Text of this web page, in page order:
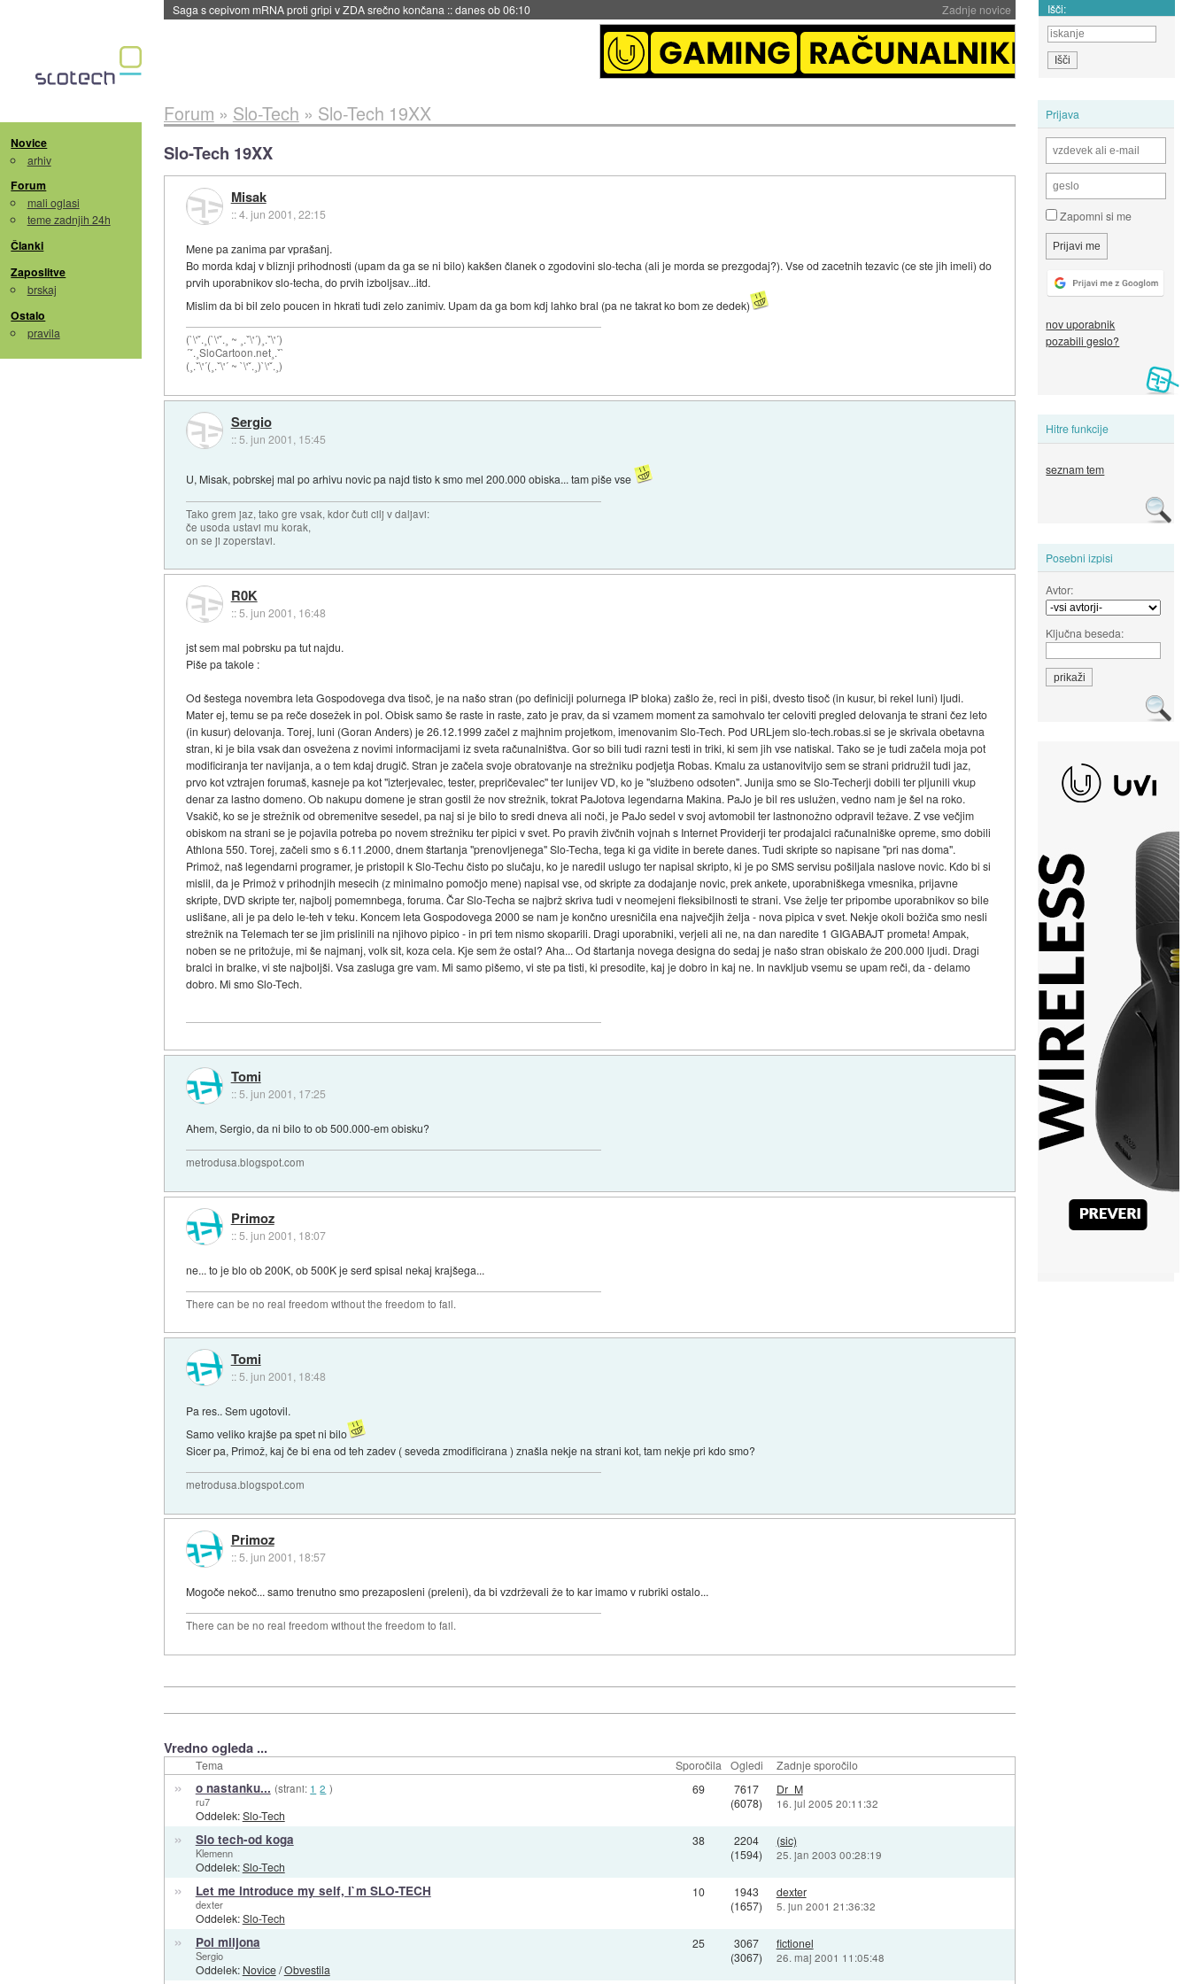
Zadnje novice
Saga s cepivom mRNA proti gripi v ZDA srečno končana ::danes ob 06:10 Išči:
Novice
arhiv
Forum
mali oglasi
teme zadnjih 24h
Članki
Zaposlitve
brskaj
Ostalo
pravila
Prijava
Zapomni si me
nov uporabnik
pozabili geslo?
Hitre funkcije
seznam tem
Posebni izpisi
Avtor:
Ključna beseda:
Forum » Slo-Tech » Slo-Tech 19XX
Slo-Tech 19XX
Misak
::4. jun 2001, 22:15
Mene pa zanima par vprašanj.
Bo morda kdaj v bliznji prihodnosti (upam da ga se ni bilo) kakšen članek o zgodovini slo-techa (ali je morda se prezgodaj?). Vse od zacetnih tezavic (ce ste jih imeli) do
prvih uporabnikov slo-techa, do prvih izboljsav...itd.
Mislim da bi bil zelo poucen in hkrati tudi zelo zanimiv. Upam da ga bom kdj lahko bral (pa ne takrat ko bom ze dedek)
(`\'ˇ.¸(`\'ˇ.¸ ~ ¸.ˇ\'´)¸.ˇ\'´)
´ˇ.¸SloCartoon.net¸.ˇ`
(¸.ˇ\'´(¸.ˇ\'´ ~ `\'ˇ.¸)`\'ˇ.¸)
Sergio
:: 5. jun 2001, 15:45
U, Misak, pobrskej mal po arhivu novic pa najd tisto k smo mel 200.000 obiska... tam piše vse
Tako grem jaz, tako gre vsak, kdor čuti cilj v daljavi:
če usoda ustavi mu korak,
on se ji zoperstavi.
R0K
::5. jun 2001, 16:48
jst sem mal pobrsku pa tut najdu.
Piše pa takole :
Od šestega novembra leta Gospodovega dva tisoč, je na našo stran (po definiciji polurnega IP bloka) zašlo že, reci in piši, dvesto tisoč (in kusur, bi rekel luni) ljudi.
Mater ej, temu se pa reče dosežek in pol. Obisk samo še raste in raste, zato je prav, da si vzamem moment za samohvalo ter celoviti pregled delovanja te strani čez leto
(in kusur) delovanja. Torej, luni (Goran Anders) je 26.12.1999 začel z majhnim projetkom, imenovanim Slo-Tech. Pod URLjem slo-tech.robas.si se je skrivala obetavna
stran, ki je bila vsak dan osvežena z novimi informacijami iz sveta računalništva. Gor so bili tudi razni testi in triki, ki sem jih vse natiskal. Tako se je tudi začela moja pot
modificiranja ter navijanja, a o tem kdaj drugič. Stran je začela svoje obratovanje na strežniku podjetja Robas. Kmalu za ustanovitvijo sem se strani pridružil tudi jaz,
prvo kot vztrajen forumaš, kasneje pa kot "izterjevalec, tester, prepričevalec" ter lunijev VD, ko je "službeno odsoten". Junija smo se Slo-Techerji dobili ter pljunili vkup
denar za lastno domeno. Ob nakupu domene je stran gostil že nov strežnik, tokrat PaJotova legendarna Makina. PaJo je bil res uslužen, vedno nam je šel na roko.
Vsakič, ko se je strežnik od obremenitve sesedel, pa naj si je bilo to sredi dneva ali noči, je PaJo sedel v svoj avtomobil ter lastnonožno odpravil težave. Z vse večjim
obiskom na strani se je pojavila potreba po novem strežniku ter pipici v svet. Po pravih živčnih vojnah s Internet Providerji ter prodajalci računalniške opreme, smo dobili
Athlona 550. Torej, začeli smo s 6.11.2000, dnem štartanja "prenovljenega" Slo-Techa, tega ki ga vidite in berete danes. Tudi skripte so napisane "pri nas doma".
Primož, naš legendarni programer, je pristopil k Slo-Techu čisto po slučaju, ko je naredil uslugo ter napisal skripto, ki je po SMS servisu pošiljala naslove novic. Kdo bi si
mislil, da je Primož v prihodnjih mesecih (z minimalno pomočjo mene) napisal vse, od skripte za dodajanje novic, prek ankete, uporabniškega vmesnika, prijavne
skripte, DVD skripte ter, najbolj pomemnbega, foruma. Čar Slo-Techa se najbrž skriva tudi v neomejeni fleksibilnosti te strani. Vse želje ter pripombe uporabnikov so bile
uslišane, ali je pa delo le-teh v teku. Koncem leta Gospodovega 2000 se nam je končno uresničila ena največjih želja - nova pipica v svet. Nekje okoli božiča smo nesli
strežnik na Telemach ter se jim prislinili na njihovo pipico - in pri tem nismo skoparili. Dragi uporabniki, verjeli ali ne, na dan naredite 1 GIGABAJT prometa! Ampak,
noben se ne pritožuje, mi še najmanj, volk sit, koza cela. Kje sem že ostal? Aha... Od štartanja novega designa do sedaj je našo stran obiskalo že 200.000 ljudi. Dragi
bralci in bralke, vi ste najboljši. Vsa zasluga gre vam. Mi samo pišemo, vi ste pa tisti, ki presodite, kaj je dobro in kaj ne. In navkljub vsemu se upam reči, da - delamo
dobro. Mi smo Slo-Tech.
Tomi
:: 5. jun 2001, 17:25
Ahem, Sergio, da ni bilo to ob 500.000-em obisku?
metrodusa.blogspot.com
Primoz
::5. jun 2001, 18:07
ne... to je blo ob 200K, ob 500K je serđ spisal nekaj krajšega...
There can be no real freedom without the freedom to fail.
Tomi
:: 5. jun 2001, 18:48
Pa res.. Sem ugotovil.
Samo veliko krajše pa spet ni bilo
Sicer pa, Primož, kaj če bi ena od teh zadev ( seveda zmodificirana ) znašla nekje na strani kot, tam nekje pri kdo smo?
metrodusa.blogspot.com
Primoz
::5. jun 2001, 18:57
Mogoče nekoč... samo trenutno smo prezaposleni (preleni), da bi vzdrževali že to kar imamo v rubriki ostalo...
There can be no real freedom without the freedom to fail.
Vredno ogleda ...
Tema Sporočila Ogledi Zadnje sporočilo
» o nastanku... (strani: 1 2 )
ru7
Oddelek:Slo-Tech
69
7617
(6078)
Dr_M
16. jul 2005 20:11:32
» Slo tech-od koga
Klemenn
Oddelek:Slo-Tech
38
2204
(1594)
(sic)
25. jan 2003 00:28:19
» Let me introduce my self, I`m SLO-TECH
dexter
Oddelek:Slo-Tech
10
1943
(1657)
dexter
5. jun 2001 21:36:32
» Pol miljona
Sergio
Oddelek: Novice/Obvestila
25
3067
(3067)
fictionel
26. maj 2001 11:05:48